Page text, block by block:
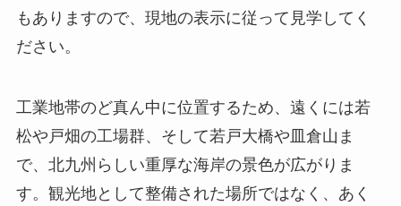
もありますので、現地の表示に従って見学してく
ださい。
工業地帯のど真ん中に位置するため、遠くには若
松や戸畑の工場群、そして若戸大橋や皿倉山ま
で、北九州らしい重厚な海岸の景色が広がりま
す。観光地として整備された場所ではなく、あく